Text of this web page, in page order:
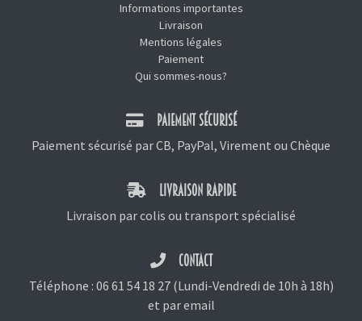
Informations importantes
Livraison
Mentions légales
Paiement
Qui sommes-nous?
PAIEMENT SÉCURISÉ
Paiement sécurisé par CB, PayPal, Virement ou Chèque
LIVRAISON RAPIDE
Livraison par colis ou transport spécialisé
CONTACT
Téléphone : 06 61 54 18 27(Lundi-Vendredi de 10h à 18h)
et par email